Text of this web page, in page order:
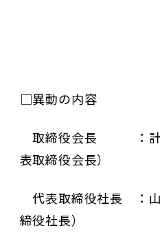
□異動の内容
取締役会長 ：
表取締役会長）
代表取締役社長
締役社長）